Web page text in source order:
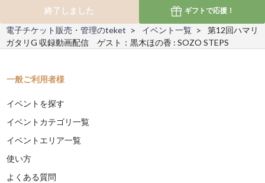
終了しました
ギフトで応援！
電子チケット販売・管理のteket イベント一覧
第12回ハマリ
ガタリG 収録動画配信 ゲスト：黒木ほの香 : SOZO STEPS
一般ご利用者様
イベントを探す
イベントカテゴリ一覧
イベントエリア一覧
使い方
よくある質問